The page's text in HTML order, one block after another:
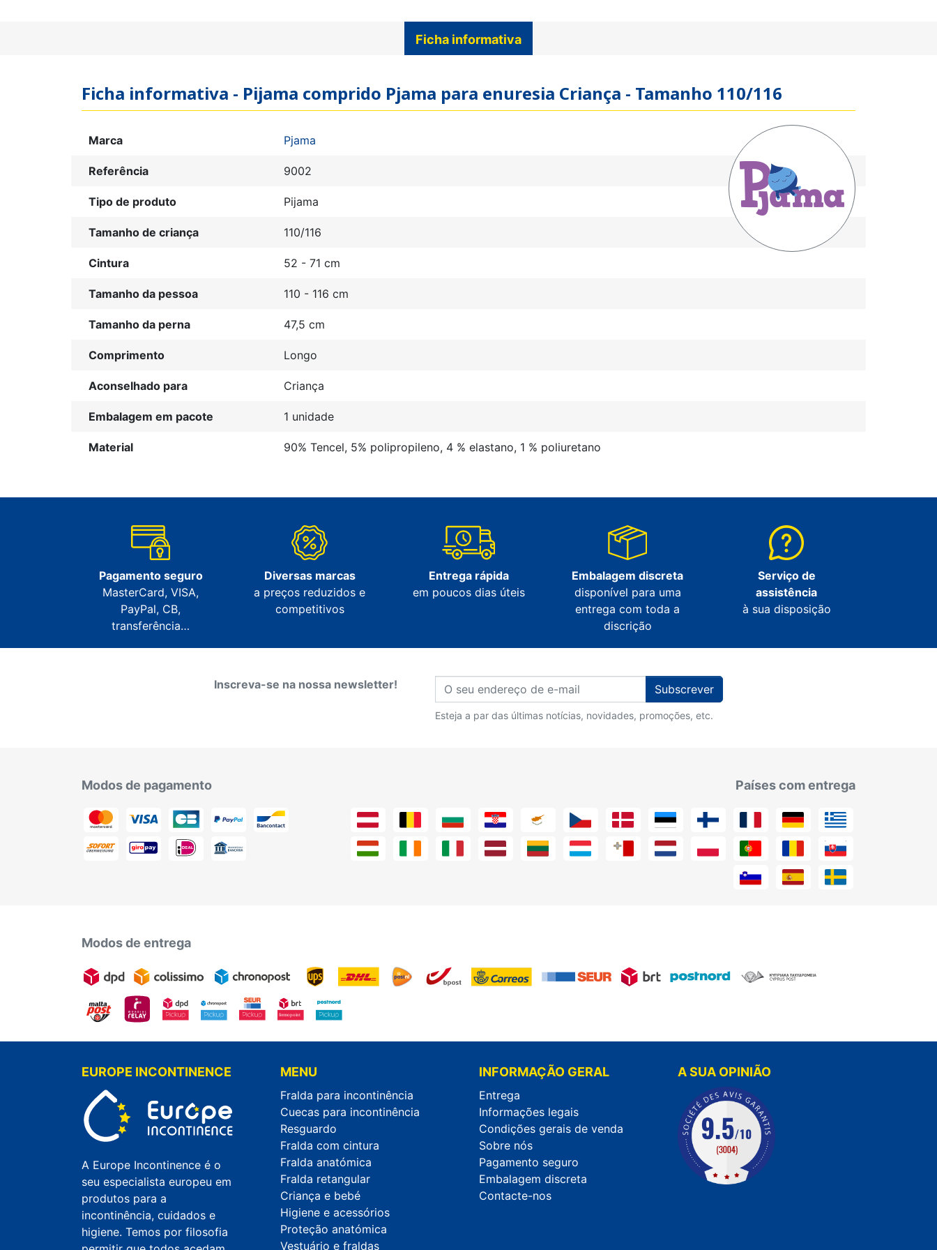
Ficha informativa
Ficha informativa - Pijama comprido Pjama para enuresia Criança - Tamanho 110/116
Marca Pjama
Referência 9002
Tipo de produto Pijama
Tamanho de criança 110/116
Cintura 52 - 71 cm
Tamanho da pessoa 110 - 116 cm
Tamanho da perna 47,5 cm
Comprimento Longo
Aconselhado para Criança
Embalagem em pacote 1 unidade
Material 90% Tencel, 5% polipropileno, 4 % elastano, 1 % poliuretano
Pagamento seguro
MasterCard, VISA,
PayPal, CB,
transferência…
Diversas marcas
a preços reduzidos e
competitivos
Entrega rápida
em poucos dias úteis
Embalagem discreta
disponível para uma
entrega com toda a
discrição
Serviço de
assistência
à sua disposição
Inscreva-se na nossa newsletter! Subscrever
Esteja a par das últimas notícias, novidades, promoções, etc.
Modos de pagamento Países com entrega
Modos de entrega
EUROPE INCONTINENCE
A Europe Incontinence é o
seu especialista europeu em
produtos para a
incontinência, cuidados e
higiene. Temos por filosofia
MENU
Fralda para incontinência
Cuecas para incontinência
Resguardo
Fralda com cintura
Fralda anatómica
Fralda retangular
Criança e bebé
Higiene e acessórios
Proteção anatómica
Vestuário e fraldas
INFORMAÇÃO GERAL
Entrega
Informações legais
Condições gerais de venda
Sobre nós
Pagamento seguro
Embalagem discreta
Contacte-nos
A SUA OPINIÃO